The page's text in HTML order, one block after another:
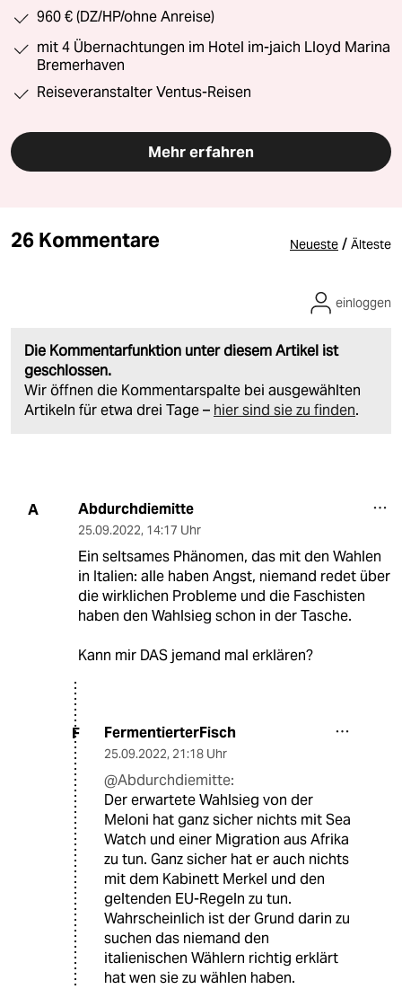
960 € (DZ/HP/ohne Anreise)
mit 4 Übernachtungen im Hotel im-jaich Lloyd Marina
Bremerhaven
Reiseveranstalter Ventus-Reisen
Mehr erfahren
26 Kommentare Neueste / Älteste
Die Kommentarfunktion unter diesem Artikel ist
geschlossen.
Wir öffnen die Kommentarspalte bei ausgewählten
Artikeln für etwa drei Tage – hier sind sie zu finden.
einloggen
A Abdurchdiemitte
25.09.2022, 14:17 Uhr
Ein seltsames Phänomen, das mit den Wahlen
in Italien: alle haben Angst, niemand redet über
die wirklichen Probleme und die Faschisten
haben den Wahlsieg schon in der Tasche.
Kann mir DAS jemand mal erklären?
F FermentierterFisch
25.09.2022, 21:18 Uhr
@Abdurchdiemitte:
Der erwartete Wahlsieg von der
Meloni hat ganz sicher nichts mit Sea
Watch und einer Migration aus Afrika
zu tun. Ganz sicher hat er auch nichts
mit dem Kabinett Merkel und den
geltenden EU-Regeln zu tun.
Wahrscheinlich ist der Grund darin zu
suchen das niemand den
italienischen Wählern richtig erklärt
hat wen sie zu wählen haben.